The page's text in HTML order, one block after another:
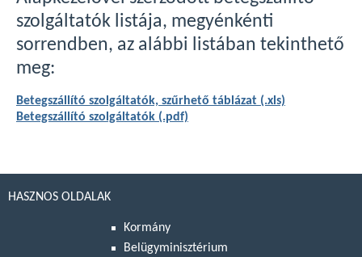
szolgáltatók listája, megyénkénti
sorrendben, az alábbi listában tekinthető
meg:
Betegszállító szolgáltatók, szűrhető táblázat (.xls)
Betegszállító szolgáltatók (.pdf)
HASZNOS OLDALAK
Kormány
Belügyminisztérium